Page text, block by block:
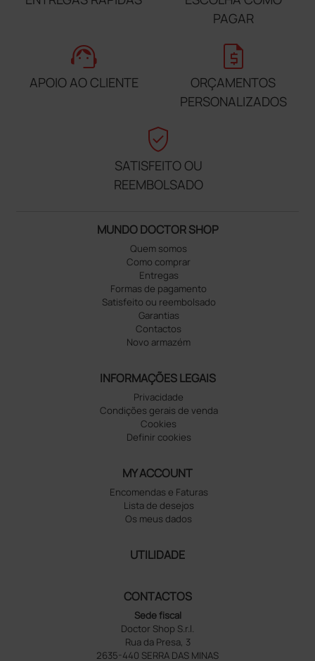
PAGAR
support_agent
APOIO AO CLIENTE
request_quote
ORÇAMENTOS
PERSONALIZADOS
verified_user
SATISFEITO OU
REEMBOLSADO
MUNDO DOCTOR SHOP
Quem somos
Como comprar
Entregas
Formas de pagamento
Satisfeito ou reembolsado
Garantias
Contactos
Novo armazém
INFORMAÇÕES LEGAIS
Privacidade
Condições gerais de venda
Cookies
Definir cookies
MY ACCOUNT
Encomendas e Faturas
Lista de desejos
Os meus dados
UTILIDADE
CONTACTOS
Sede fiscal
Doctor Shop S.r.l.
Rua da Presa, 3
2635-440 SERRA DAS MINAS